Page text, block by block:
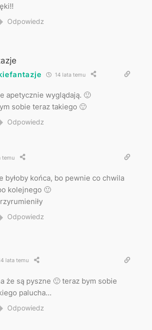
Odpowiedz
14 lata temu
apetycznie wyglądają. 🙂
sobie teraz takiego 🙂
Odpowiedz
temu
byłoby końca, bo pewnie co chwila
kolejnego 🙂
Odpowiedz
lata temu
że są pyszne 🙂 teraz bym sobie
palucha…
Odpowiedz